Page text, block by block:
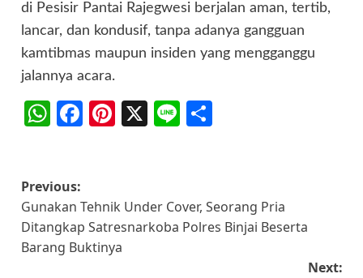
di Pesisir Pantai Rajegwesi berjalan aman, tertib,
lancar, dan kondusif, tanpa adanya gangguan
kamtibmas maupun insiden yang mengganggu
jalannya acara.
WhatsApp
Facebook
Pinterest
X Line
Post
navigation
Previous:
Gunakan Tehnik Under Cover, Seorang Pria
Ditangkap Satresnarkoba Polres Binjai Beserta
Barang Buktinya
Next: